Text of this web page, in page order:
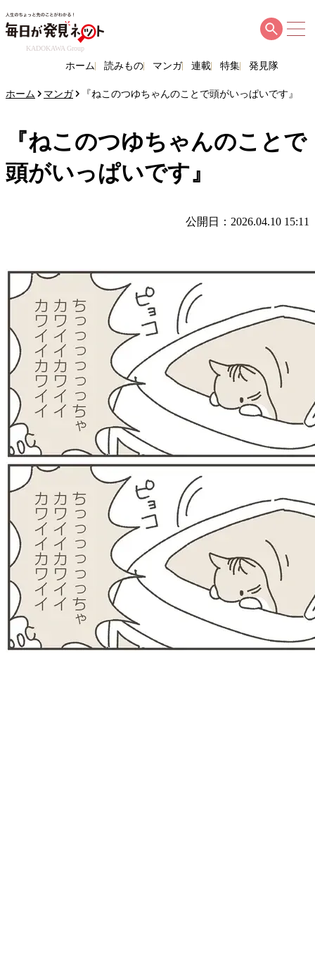
KADOKAWA Group
ホーム 読みもの マンガ 連載 特集 発見隊
ホーム マンガ 『ねこのつゆちゃんのことで頭がいっぱいです』
『ねこのつゆちゃんのことで
頭がいっぱいです』
公開日：2026.04.10 15:11